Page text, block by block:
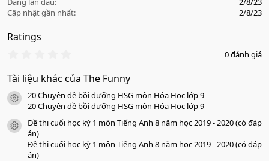
Cập nhật gần nhất
2/8/23
Ratings
0
0
s
a
o
0 đánh giá
Tài liệu khác của The Funny
icon tài liệu
20 Chuyên đề bồi dưỡng HSG môn Hóa Học lớp 9
20 Chuyên đề bồi dưỡng HSG môn Hóa Học lớp 9
icon tài liệu
Đề thi cuối học kỳ 1 môn Tiếng Anh 8 năm học 2019 - 2020 (có đáp
án)
Đề thi cuối học kỳ 1 môn Tiếng Anh 8 năm học 2019 - 2020 (có đáp
án)